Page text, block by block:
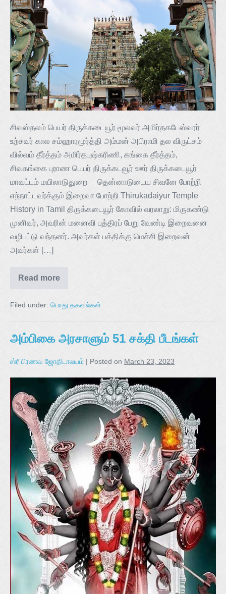
சிவஸ்தலம் பெயர் திருக்கடையூர் மூலவர் அமிர்தகடேஸ்வரர்
உற்சவர் கால சம்ஹாரமூர்த்தி அம்மன் அபிராமி தல விருட்சம்
வில்வம் தீர்த்தம் அமிர்தபுஷ்கரிணி, கங்கை தீர்த்தம்,
சிவகங்கை புராண பெயர் திருக்கடவூர் ஊர் திருக்கடையூர்
மாவட்டம் மயிலாடுதுறை தென்னாடுடைய சிவனே போற்றி
எந்நாட்டவர்க்கும் இறைவா போற்றி Thirukadaiyur Temple
History in Tamil திருக்கடையூர் கோவில் வரலாறு: மிருகண்டு
முனிவர், அவரின் மனைவி புத்திரப் பேறு வேண்டி இறைவனை
வழிபட்டு வந்தனர். அவர்கள் பக்திக்கு மெச்சி இறைவன்
அவர்கள் […]
Read more
Filed under: பொது தகவல்கள்
அம்பிகை அரசாளும் 51 சக்தி பீடங்கள்
ஸ்ரீ பிரணவ ஜோதிடாலயம் | Posted on March 23, 2023